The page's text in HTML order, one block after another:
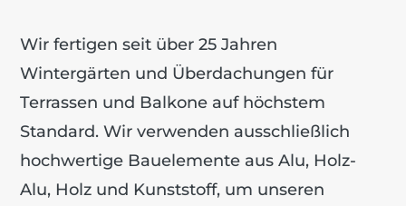
Wir fertigen seit über 25 Jahren
Wintergärten und Über­dachungen für
Terrassen und Balkone auf höchstem
Standard. Wir verwenden ausschließlich
hochwertige Bauelemente aus Alu, Holz-
Alu, Holz und Kunststoff, um unseren